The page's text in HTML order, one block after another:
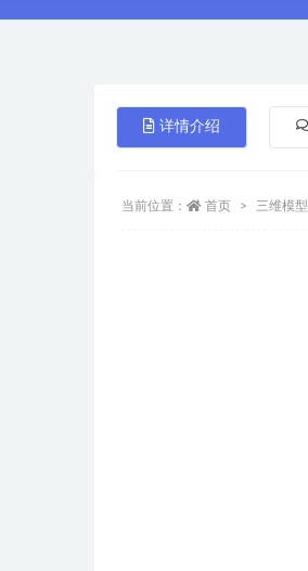
详情介绍
当前位置： 首页 三维模型